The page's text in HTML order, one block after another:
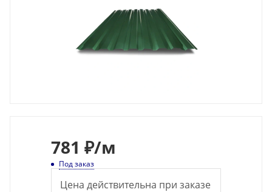
781 ₽/м
Под заказ
Цена действительна при заказе